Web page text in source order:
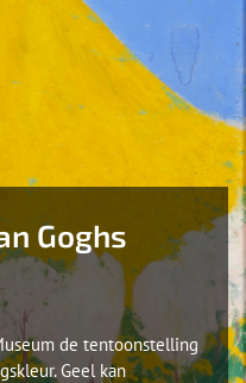
Goghs
de tentoonstelling
Geel kan